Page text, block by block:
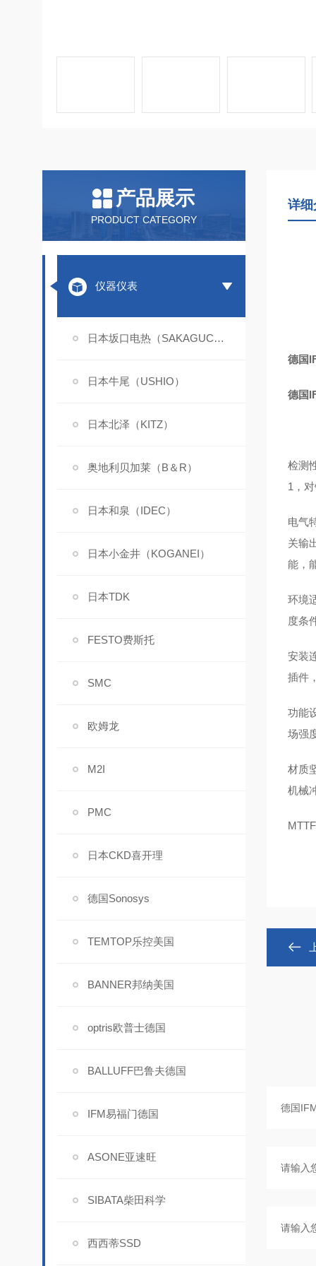
产品展示
PRODUCT CATEGORY
仪器仪表
日本坂口电热（SAKAGUCHI）
日本牛尾（USHIO）
日本北泽（KITZ）
奥地利贝加莱（B＆R）
日本和泉（IDEC）
日本小金井（KOGANEI）
日本TDK
FESTO费斯托
SMC
欧姆龙
M2I
PMC
日本CKD喜开理
德国Sonosys
TEMTOP乐控美国
BANNER邦纳美国
optris欧普士德国
BALLUFF巴鲁夫德国
IFM易福门德国
ASONE亚速旺
SIBATA柴田科学
西西蒂SSD
详细
德国
德国
检测
1，
电气
关输
能，
环境
度条
安装
插件
功能
场强
材质
机械